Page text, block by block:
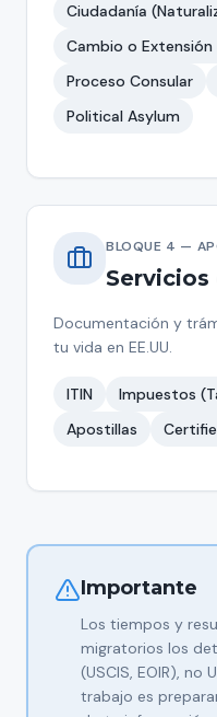
Ciudadanía
Cambio o
Proceso Consular
Political Asylum
BLOQUE 4 —
Documentación y
tu vida en EE.UU.
ITIN Impuestos
Apostillas
Importante
Los tiempos y
migratorios los
(USCIS, EOIR), no
trabajo es